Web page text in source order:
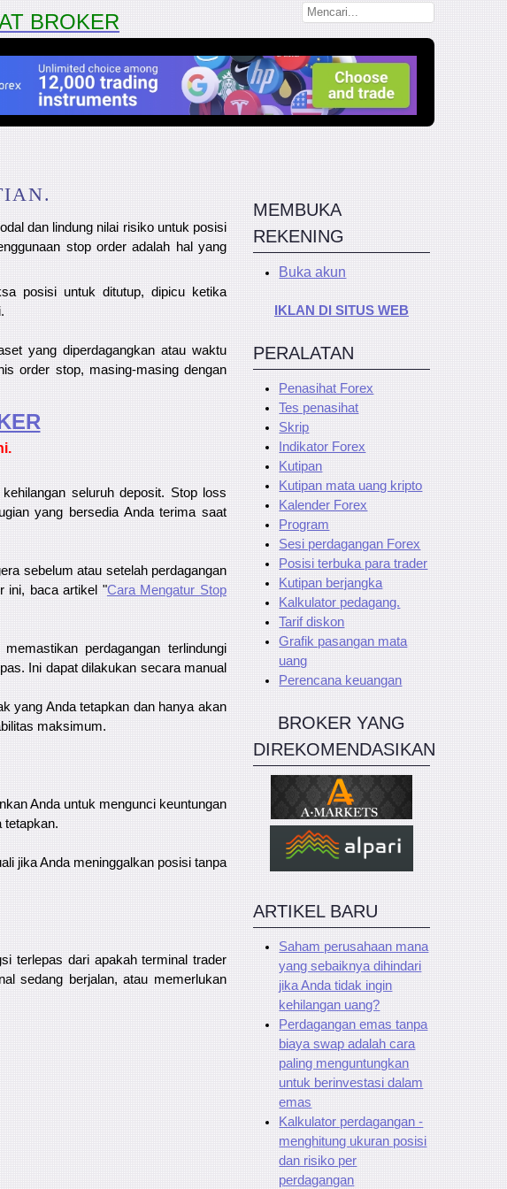
BROKER
dan lindung nilai risiko untuk posisi
stop order adalah hal yang
posisi untuk ditutup, dipicu ketika
yang diperdagangkan atau waktu
order stop, masing-masing dengan
seluruh deposit. Stop loss
yang bersedia Anda terima saat
sebelum atau setelah perdagangan
ini, baca artikel "Cara Mengatur Stop
perdagangan terlindungi
Ini dapat dilakukan secara manual
yang Anda tetapkan dan hanya akan
maksimum.
Anda untuk mengunci keuntungan
tetapkan.
jika Anda meninggalkan posisi tanpa
terlepas dari apakah terminal trader
sedang berjalan, atau memerlukan
MEMBUKA
REKENING
Buka akun
IKLAN DI SITUS WEB
PERALATAN
Penasihat Forex
Tes penasihat
Skrip
Indikator Forex
Kutipan
Kutipan mata uang kripto
Kalender Forex
Program
Sesi perdagangan Forex
Posisi terbuka para trader
Kutipan berjangka
Kalkulator pedagang.
Tarif diskon
Grafik pasangan mata
uang
Perencana keuangan
BROKER YANG
DIREKOMENDASIKAN
ARTIKEL BARU
Saham perusahaan mana
yang sebaiknya dihindari
jika Anda tidak ingin
kehilangan uang?
Perdagangan emas tanpa
biaya swap adalah cara
paling menguntungkan
untuk berinvestasi dalam
emas
Kalkulator perdagangan -
menghitung ukuran posisi
dan risiko per
perdagangan